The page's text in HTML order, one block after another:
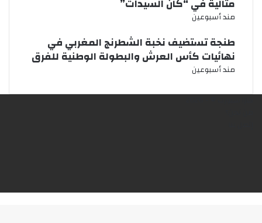
مثالية في “كان السيدات”
مند أسبوعين
طنجة تستضيف نخبة الشطرنج المغربي في
نهائيات كأس العرش والبطولة الوطنية للفرق
مند أسبوعين